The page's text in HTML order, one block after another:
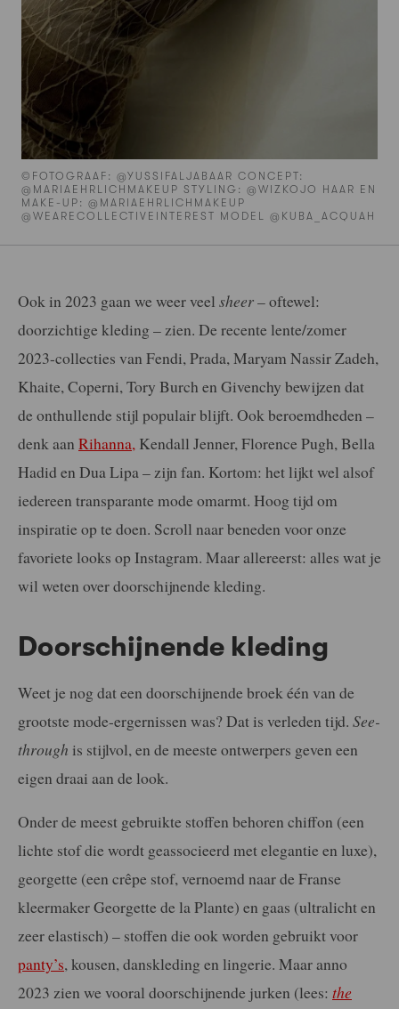
©FOTOGRAAF: @YUSSIFALJABAAR CONCEPT:
@MARIAEHRLICHMAKEUP STYLING: @WIZKOJO HAAR EN
MAKE-UP: @MARIAEHRLICHMAKEUP
@WEARECOLLECTIVEINTEREST MODEL @KUBA_ACQUAH
Ook in 2023 gaan we weer veel sheer– oftewel:
doorzichtige kleding – zien. De recente lente/zomer
2023-collecties van Fendi, Prada, Maryam Nassir Zadeh,
Khaite, Coperni, Tory Burch en Givenchy bewijzen dat
de onthullende stijl populair blijft. Ook beroemdheden –
denk aan Rihanna, Kendall Jenner, Florence Pugh, Bella
Hadid en Dua Lipa – zijn fan. Kortom: het lijkt wel alsof
iedereen transparante mode omarmt. Hoog tijd om
inspiratie op te doen. Scroll naar beneden voor onze
favoriete looks op Instagram. Maar allereerst: alles wat je
wil weten over doorschijnende kleding.
Doorschijnende kleding
Weet je nog dat een doorschijnende broek één van de
grootste mode-ergernissen was? Dat is verleden tijd. See-
through is stijlvol, en de meeste ontwerpers geven een
eigen draai aan de look.
Onder de meest gebruikte stoffen behoren chiffon (een
lichte stof die wordt geassocieerd met elegantie en luxe),
georgette (een crêpe stof, vernoemd naar de Franse
kleermaker Georgette de la Plante) en gaas (ultralicht en
zeer elastisch) – stoffen die ook worden gebruikt voor
panty’s, kousen, danskleding en lingerie. Maar anno
2023 zien we vooral doorschijnende jurken (lees: the